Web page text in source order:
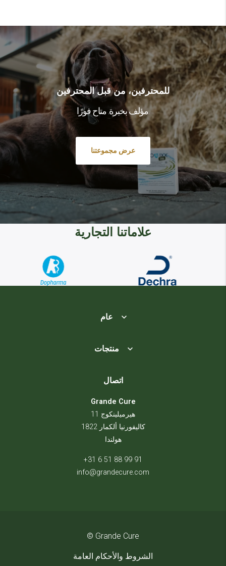
للمحترفين، من قبل المحترفين
مؤلف بخبرة. متاح فورًا.
عرض مجموعتنا
علاماتنا التجارية
عام
منتجات
اتصال
Grande Cure
هيرميلينكوج 11
1822 كاليفورنيا ألكمار
هولندا
+31 6 51 88 99 91
info@grandecure.com
© Grande Cure
الشروط والأحكام العامة